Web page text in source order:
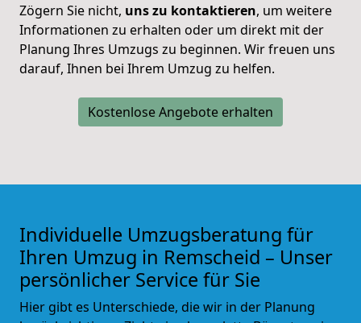
Zögern Sie nicht, uns zu kontaktieren, um weitere
Informationen zu erhalten oder um direkt mit der
Planung Ihres Umzugs zu beginnen. Wir freuen uns
darauf, Ihnen bei Ihrem Umzug zu helfen.
Kostenlose Angebote erhalten
Individuelle Umzugsberatung für
Ihren Umzug in Remscheid – Unser
persönlicher Service für Sie
Hier gibt es Unterschiede, die wir in der Planung